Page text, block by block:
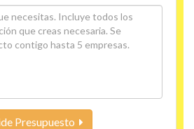
Presupuesto